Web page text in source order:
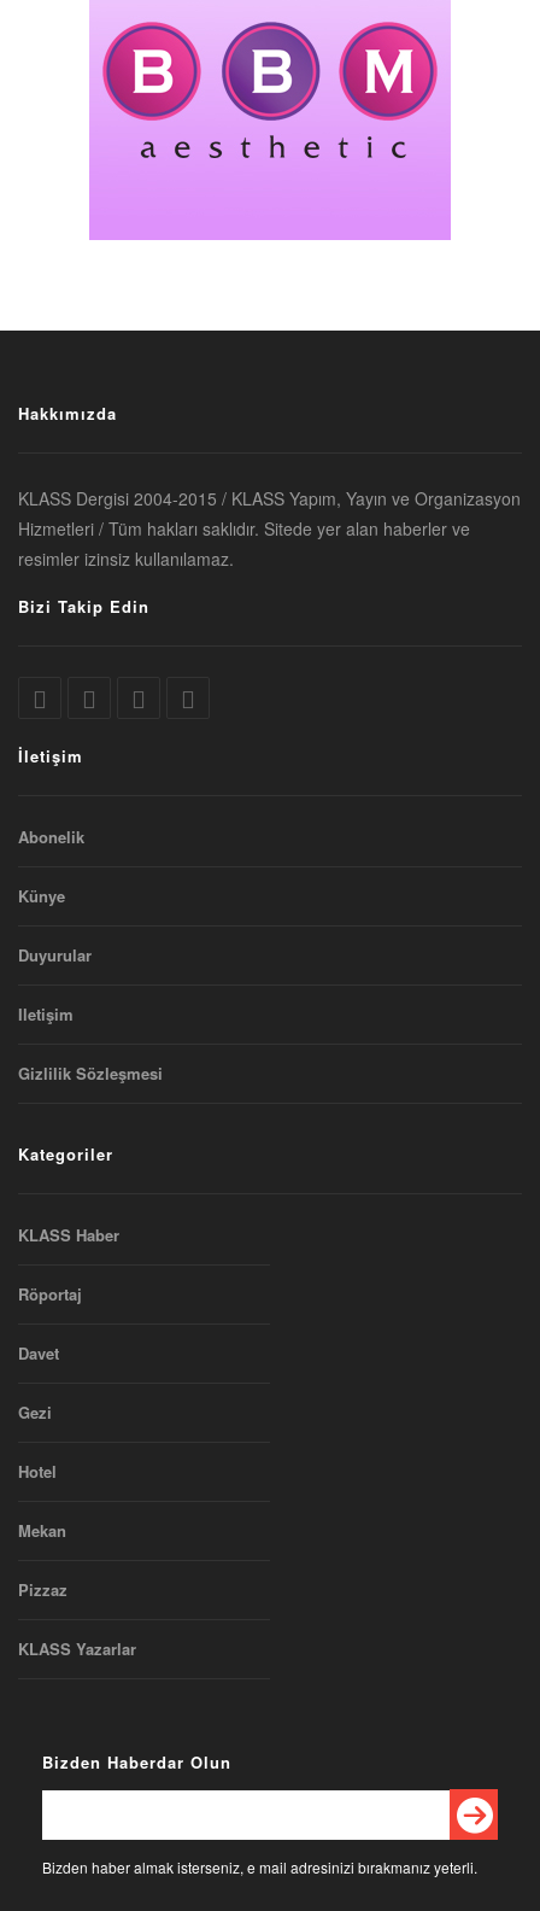
Hakkımızda
KLASS Dergisi 2004-2015 / KLASS Yapım, Yayın ve Organizasyon
Hizmetleri / Tüm hakları saklıdır. Sitede yer alan haberler ve
resimler izinsiz kullanılamaz.
Bizi Takip Edin
İletişim
Abonelik
Künye
Duyurular
Iletişim
Gizlilik Sözleşmesi
Kategoriler
KLASS Haber
Röportaj
Davet
Gezi
Hotel
Mekan
Pizzaz
KLASS Yazarlar
Bizden Haberdar Olun
Bizden haber almak isterseniz, e mail adresinizi bırakmanız yeterli.